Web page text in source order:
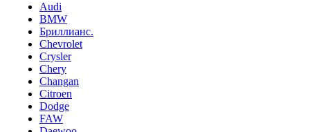
Audi
BMW
Бриллианс.
Chevrolet
Crysler
Chery
Changan
Citroen
Dodge
FAW